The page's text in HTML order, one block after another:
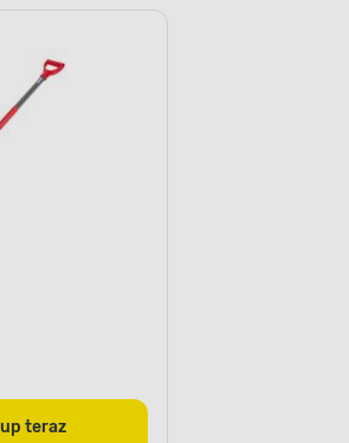
Kup teraz